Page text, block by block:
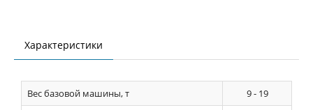
Характеристики
Вес базовой машины, т
9 - 19